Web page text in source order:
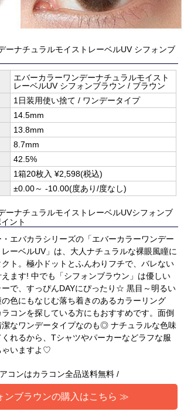
ーナチュラルモイストレーベルUV シフォンブ
エバーカラーワンデーナチュラルモイスト
レーベルUV シフォンブラウン / ブラウン
1日装用使い捨て / ワンデータイプ
14.5mm
13.8mm
8.7mm
42.5%
1箱20枚入 ¥2,598(税込)
±0.00～ -10.00(度あり/度なし)
ーナチュラルモイストレーベルUVシフォンブ
ント
エバカラシリーズの「エバーカラーワンデー
ーベルUV」は、大人ナチュラルな裸眼風瞳に
ト。極小ドットとふんわりフチで、バレない
ます! 中でも「シフォンブラウン」は優しい
で、すっぴんDAYにぴったり☆ 黒目～明るい
色にもなじむ落ち着きのあるカラーリング
コンを探している方にもおすすめです。面倒
潔なワンデータイプなのも◎ ナチュラルな色味
れるから、Tシャツやパーカーなどラフな服
ゃいますよ♡
コンはカラコン全品送料無料 /
ンブラウンの購入はこちら ≫